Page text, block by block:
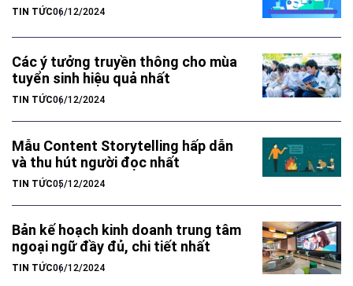
TIN TỨC06/12/2024
Các ý tưởng truyền thông cho mùa
tuyển sinh hiệu quả nhất
TIN TỨC06/12/2024
Mẫu Content Storytelling hấp dẫn
và thu hút người đọc nhất
TIN TỨC05/12/2024
Bản kế hoạch kinh doanh trung tâm
ngoại ngữ đầy đủ, chi tiết nhất
TIN TỨC06/12/2024